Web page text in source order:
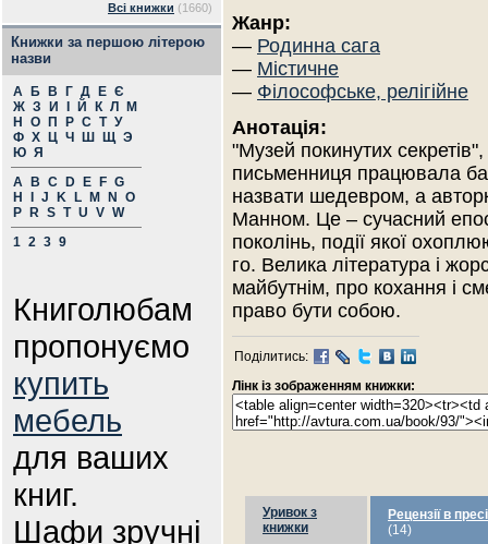
Всі книжки (1660)
Книжки за першою літерою
назви
А Б В Г Д Е Є
Ж З И Й К Л
М
Н
О П Р С Т У
Ф Х Ц Ч Ш Щ Э
Ю Я
A
B C D E F G
H
J K L M N
O
P
R S T U V W
1 2 3 9
Книголюбам
пропонуємо
купить
мебель
для ваших
книг.
Шафи зручні
Жанр:
— Родинна сага
— Містичне
— Філософське, релігійне
Анотація:
"Музей покинутих
письменниця працювала
назвати шедевром, а
Манном. Це – сучасний
поколінь, події якої
го. Велика література і
майбутнім, про кохання і
право бути собою.
Поділитись:
Лінк із зображенням книжки:
Уривок з
книжки
Рецензії в пресі
(14)